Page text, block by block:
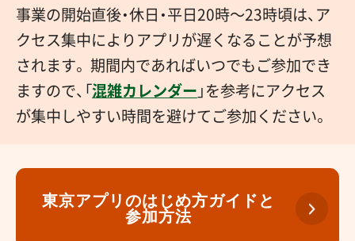
事業の開始直後・休日・平日20時～23時頃は、ア
クセス集中によりアプリが遅くなることが予想
されます。 期間内であればいつでもご参加でき
ますので、「混雑カレンダー 」を参考にアクセス
が集中しやすい時間を避けてご参加ください。
東京アプリのはじめ方ガイドと
参加方法